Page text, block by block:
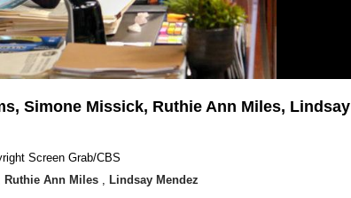
Simone Missick, Ruthie Ann Miles, Lindsay
Screen Grab/CBS
Ruthie Ann Miles , Lindsay Mendez